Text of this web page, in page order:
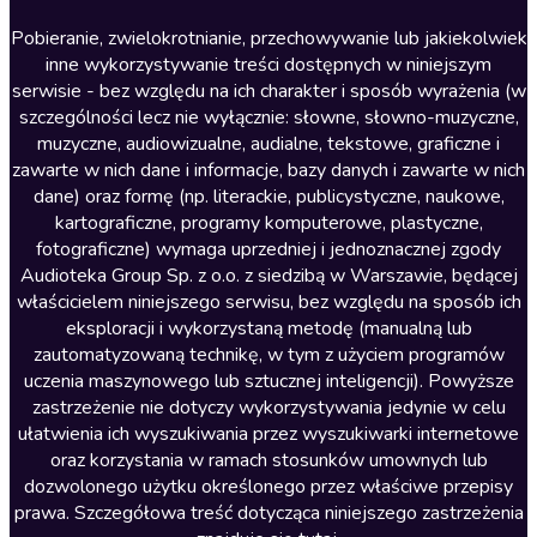
Literatura anglojęzyczna
Literatura faktu
Literatura obyczajowa
Literatura piękna obca
Literatura piękna polska
Nagrania relaksacyjne
Nauka języków
Nauki humanistyczne
Podcasty i audycje
Polityka
Prasa
Religia
Romans
Pobieranie, zwielokrotnianie, przechowywanie lub jakiekolwiek
inne wykorzystywanie treści dostępnych w niniejszym
serwisie - bez względu na ich charakter i sposób wyrażenia (w
szczególności lecz nie wyłącznie: słowne, słowno-muzyczne,
muzyczne, audiowizualne, audialne, tekstowe, graficzne i
zawarte w nich dane i informacje, bazy danych i zawarte w nich
dane) oraz formę (np. literackie, publicystyczne, naukowe,
kartograficzne, programy komputerowe, plastyczne,
fotograficzne) wymaga uprzedniej i jednoznacznej zgody
Audioteka Group Sp. z o.o. z siedzibą w Warszawie, będącej
właścicielem niniejszego serwisu, bez względu na sposób ich
eksploracji i wykorzystaną metodę (manualną lub
zautomatyzowaną technikę, w tym z użyciem programów
uczenia maszynowego lub sztucznej inteligencji). Powyższe
zastrzeżenie nie dotyczy wykorzystywania jedynie w celu
ułatwienia ich wyszukiwania przez wyszukiwarki internetowe
oraz korzystania w ramach stosunków umownych lub
dozwolonego użytku określonego przez właściwe przepisy
prawa. Szczegółowa treść dotycząca niniejszego zastrzeżenia